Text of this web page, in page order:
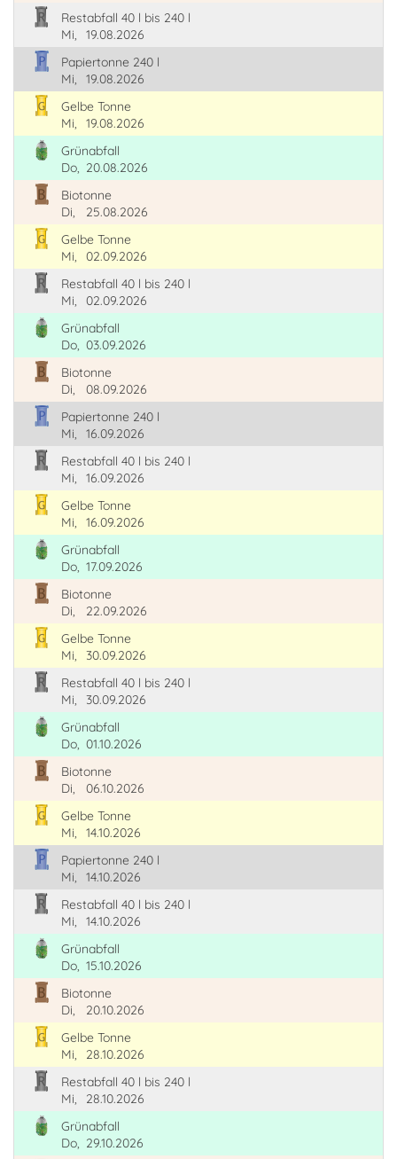
Restabfall 40 l bis 240 l
Mi,
19.08.2026
Papiertonne 240 l
Mi,
19.08.2026
Gelbe Tonne
Mi,
19.08.2026
Grünabfall
Do, 20.08.2026
Biotonne
Di,
25.08.2026
Gelbe Tonne
Mi,
02.09.2026
Restabfall 40 l bis 240 l
Mi,
02.09.2026
Grünabfall
Do, 03.09.2026
Biotonne
Di,
08.09.2026
Papiertonne 240 l
Mi,
16.09.2026
Restabfall 40 l bis 240 l
Mi,
16.09.2026
Gelbe Tonne
Mi,
16.09.2026
Grünabfall
Do, 17.09.2026
Biotonne
Di,
22.09.2026
Gelbe Tonne
Mi,
30.09.2026
Restabfall 40 l bis 240 l
Mi,
30.09.2026
Grünabfall
Do, 01.10.2026
Biotonne
Di,
06.10.2026
Gelbe Tonne
Mi,
14.10.2026
Papiertonne 240 l
Mi,
14.10.2026
Restabfall 40 l bis 240 l
Mi,
14.10.2026
Grünabfall
Do, 15.10.2026
Biotonne
Di,
20.10.2026
Gelbe Tonne
Mi,
28.10.2026
Restabfall 40 l bis 240 l
Mi,
28.10.2026
Grünabfall
Do, 29.10.2026